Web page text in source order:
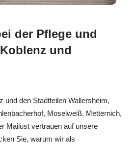
der Pflege und
und
und den Stadtteilen Wallersheim,
Moselweiß, Metternich,
Mailust vertrauen auf unsere
Sie, warum wir als